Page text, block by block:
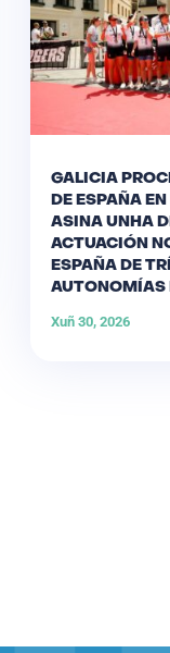
GALICIA
DE ESPAÑA
ASINA UNHA
ACTUACIÓN
ESPAÑA DE
AUTONOMÍAS
Xuñ 30, 2026